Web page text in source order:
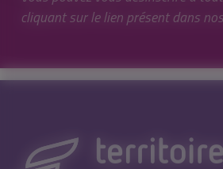
cliquant sur le lien présent dans